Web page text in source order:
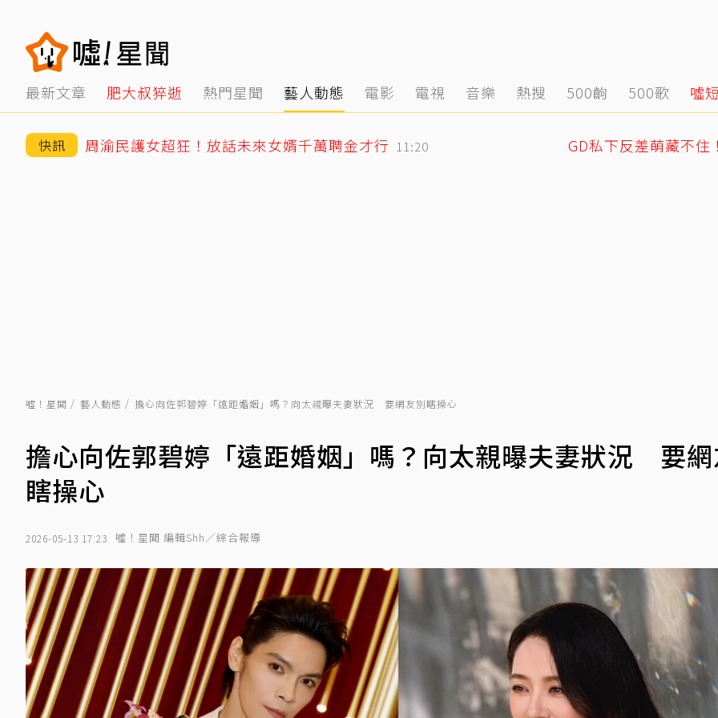
最新文章 肥大叔猝逝 熱門星聞 藝人動態 電影 電視 音樂 熱搜 500齣 500歌 噓
快訊 周渝民護女超狂！放話未來女婿千萬聘金才行 11:20
噓！星聞 藝人動態 擔心向佐郭碧婷「遠距婚姻」嗎？向太親曝夫妻狀況 要網友別瞎操心
擔心向佐郭碧婷「遠距婚姻」嗎？向太親曝夫妻狀況 要
瞎操心
2026-05-13 17:23 噓！星聞 編輯Shh／綜合報導